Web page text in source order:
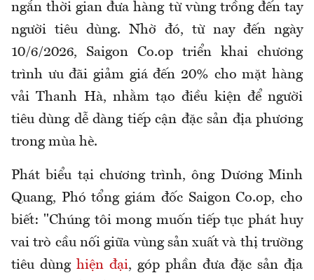
ngắn thời gian đưa hàng từ vùng trồng đến tay
người tiêu dùng. Nhờ đó, từ nay đến ngày
10/6/2026, Saigon Co.op triển khai chương
trình ưu đãi giảm giá đến 20% cho mặt hàng
vải Thanh Hà, nhằm tạo điều kiện để người
tiêu dùng dễ dàng tiếp cận đặc sản địa phương
trong mùa hè.
Phát biểu tại chương trình, ông Dương Minh
Quang, Phó tổng giám đốc Saigon Co.op, cho
biết: "Chúng tôi mong muốn tiếp tục phát huy
vai trò cầu nối giữa vùng sản xuất và thị trường
tiêu dùng hiện đại, góp phần đưa đặc sản địa